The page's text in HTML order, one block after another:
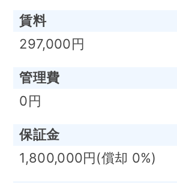
賃料
297,000円
管理費
0円
保証金
1,800,000円(償却 0%)